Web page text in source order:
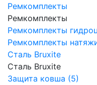
Ремкомплекты
Ремкомплекты
Ремкомплекты
Ремкомплекты
Сталь Bruxite
Сталь Bruxite
Защита ковша (5)